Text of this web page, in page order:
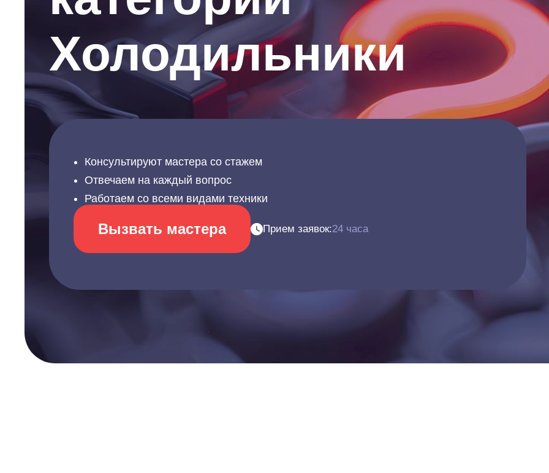
Холодильники
Консультируют мастера со стажем
Отвечаем на каждый вопрос
Работаем со всеми видами техники
Вызвать мастера Прием заявок:24 часа